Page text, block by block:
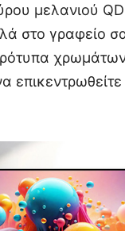
μελανιού
στο γραφείο